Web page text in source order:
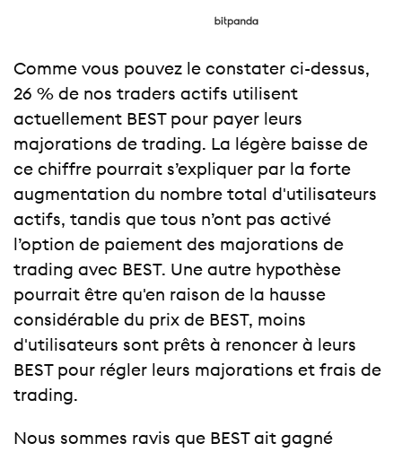
Comme vous pouvez le constater ci-dessus,
26 % de nos traders actifs utilisent
actuellement BEST pour payer leurs
majorations de trading. La légère baisse de
ce chiffre pourrait s’expliquer par la forte
augmentation du nombre total d'utilisateurs
actifs, tandis que tous n’ont pas activé
l’option de paiement des majorations de
trading avec BEST. Une autre hypothèse
pourrait être qu'en raison de la hausse
considérable du prix de BEST, moins
d'utilisateurs sont prêts à renoncer à leurs
BEST pour régler leurs majorations et frais de
trading.
Nous sommes ravis que BEST ait gagné